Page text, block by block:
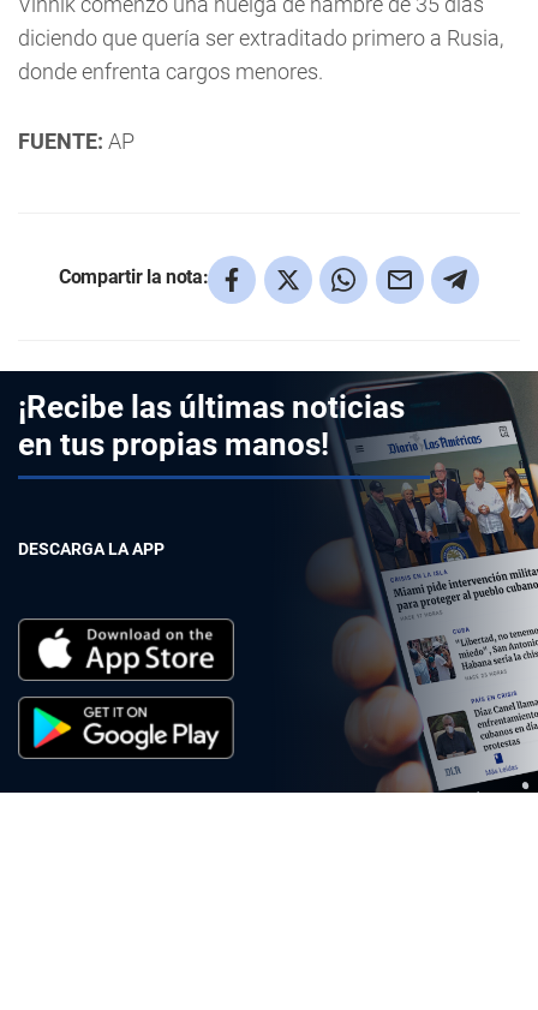
diciendo que quería ser extraditado primero a Rusia,
donde enfrenta cargos menores.
FUENTE: AP
Compartir la nota:
¡Recibe las últimas noticias
en tus propias manos!
DESCARGA LA APP